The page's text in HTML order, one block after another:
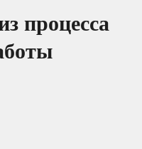
процесса